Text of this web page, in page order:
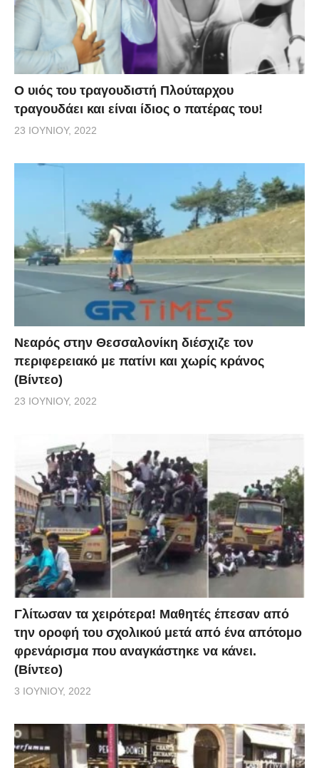
O υιός του τραγουδιστή Πλούταρχου
τραγουδάει και είναι ίδιος ο πατέρας του!
23 ΙΟΥΝΊΟΥ, 2022
Νεαρός στην Θεσσαλονίκη διέσχιζε τον
περιφερειακό με πατίνι και χωρίς κράνος
(Βίντεο)
23 ΙΟΥΝΊΟΥ, 2022
Γλίτωσαν τα χειρότερα! Μαθητές έπεσαν από
την οροφή του σχολικού μετά από ένα απότομο
φρενάρισμα που αναγκάστηκε να κάνει.
(Βίντεο)
3 ΙΟΥΝΊΟΥ, 2022